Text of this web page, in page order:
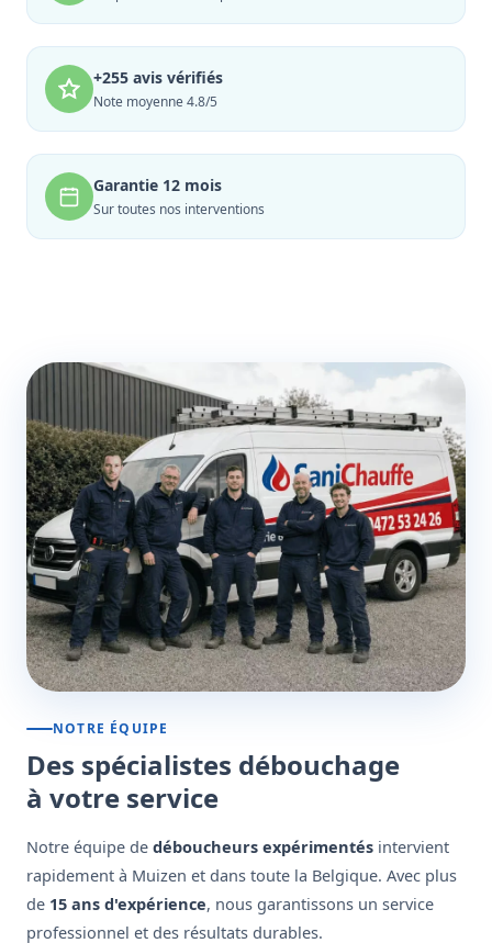
+255 avis vérifiés
Note moyenne 4.8/5
Garantie 12 mois
Sur toutes nos interventions
NOTRE ÉQUIPE
Des spécialistes débouchage
à votre service
Notre équipe de déboucheurs expérimentés intervient
rapidement à Muizen et dans toute la Belgique. Avec plus
de 15 ans d'expérience, nous garantissons un service
professionnel et des résultats durables.